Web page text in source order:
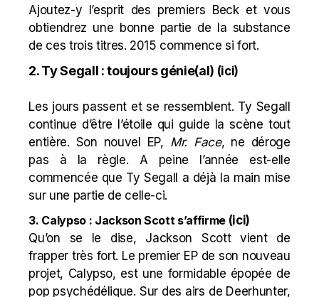
Ajoutez-y l’esprit des premiers Beck et vous
obtiendrez une bonne partie de la substance
de ces trois titres. 2015 commence si fort.
2. Ty Segall : toujours génie(al) (ici)
Les jours passent et se ressemblent. Ty Segall
continue d’être l’étoile qui guide la scène tout
entière. Son nouvel EP, Mr. Face, ne déroge
pas à la règle. A peine l’année est-elle
commencée que Ty Segall a déjà la main mise
sur une partie de celle-ci.
3. Calypso : Jackson Scott s’affirme (ici)
Qu’on se le dise, Jackson Scott vient de
frapper très fort. Le premier EP de son nouveau
projet, Calypso, est une formidable épopée de
pop psychédélique. Sur des airs de Deerhunter,